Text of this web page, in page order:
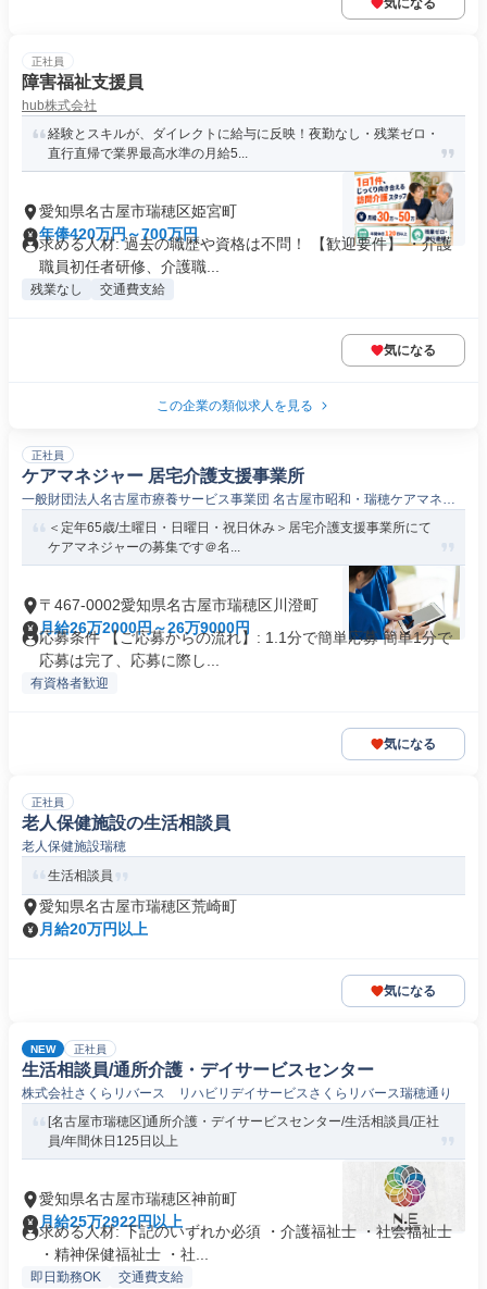
気になる
正社員
障害福祉支援員
hub株式会社
経験とスキルが、ダイレクトに給与に反映！夜勤なし・残業ゼロ・
直行直帰で業界最高水準の月給5...
愛知県名古屋市瑞穂区姫宮町
年俸420万円～700万円
求める人材: 過去の職歴や資格は不問！ 【歓迎要件】 ・介護
職員初任者研修、介護職...
残業なし 交通費支給
気になる
この企業の類似求人を見る
正社員
ケアマネジャー 居宅介護支援事業所
一般財団法人名古屋市療養サービス事業団 名古屋市昭和・瑞穂ケアマネー
ジメントセンター
＜定年65歳/土曜日・日曜日・祝日休み＞居宅介護支援事業所にて
ケアマネジャーの募集です＠名...
〒467-0002愛知県名古屋市瑞穂区川澄町
月給26万2000円～26万9000円
応募条件 【ご応募からの流れ】: 1.1分で簡単応募 簡単1分で
応募は完了、応募に際し...
有資格者歓迎
気になる
正社員
老人保健施設の生活相談員
老人保健施設瑞穂
生活相談員
愛知県名古屋市瑞穂区荒崎町
月給20万円以上
気になる
NEW 正社員
生活相談員/通所介護・デイサービスセンター
株式会社さくらリバース リハビリデイサービスさくらリバース瑞穂通り
[名古屋市瑞穂区]通所介護・デイサービスセンター/生活相談員/正社
員/年間休日125日以上
愛知県名古屋市瑞穂区神前町
月給25万2922円以上
求める人材: 下記のいずれか必須 ・介護福祉士 ・社会福祉士
・精神保健福祉士 ・社...
即日勤務OK 交通費支給